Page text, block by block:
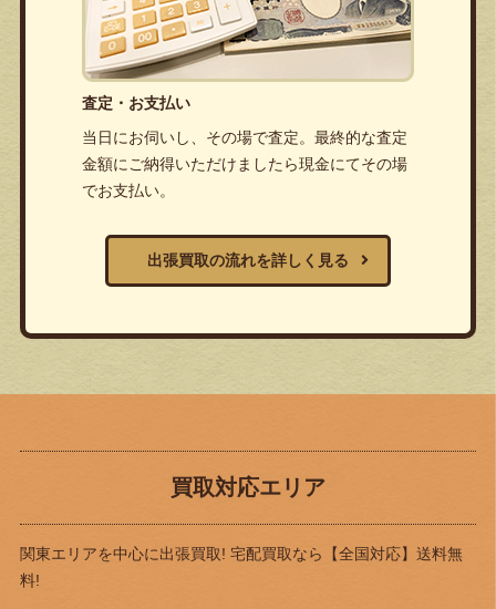
査定・お支払い
当日にお伺いし、その場で査定。最終的な査定
金額にご納得いただけましたら現金にてその場
でお支払い。
出張買取の流れを詳しく見る
買取対応エリア
関東エリアを中心に出張買取! 宅配買取なら
【全国対応】送料無
料!